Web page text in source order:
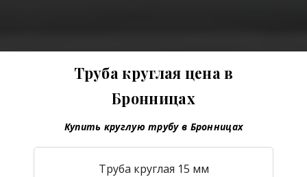
Труба круглая цена в
Бронницах
Купить круглую трубу в Бронницах
Труба круглая 15 мм